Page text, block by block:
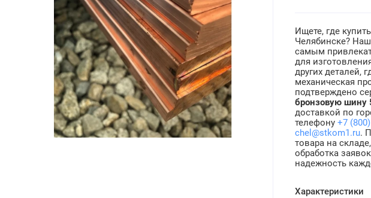
Ищете, где купить
Челябинске?
самым
для
других деталей,
механическая
подтверждено
бронзовую шину
доставкой по
телефону+7
chel@stkom1.ru.
товара на
обработка
надежность
Характеристики